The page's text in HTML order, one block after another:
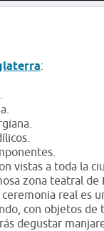
:
vistas a toda la
zona teatral de
real es
con objetos de
degustar